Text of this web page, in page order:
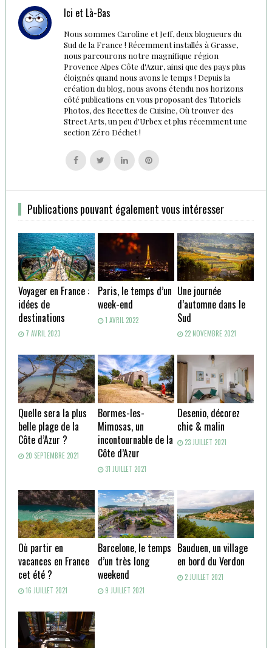
Ici et Là-Bas
Nous sommes Caroline et Jeff, deux blogueurs du
Sud de la France ! Récemment installés à Grasse,
nous parcourons notre magnifique région
Provence Alpes Côte d'Azur, ainsi que des pays plus
éloignés quand nous avons le temps ! Depuis la
création du blog, nous avons étendu nos horizons
côté publications en vous proposant des Tutoriels
Photos, des Recettes de Cuisine, Où trouver des
Street Arts, un peu d'Urbex et plus récemment une
section Zéro Déchet !
Follow
us
Follow
us
Follow
us
Follow
us
Publications pouvant également vous intéresser
Voyager en France :
idées de
destinations
7 AVRIL 2023
Paris, le temps d’un
week-end
1 AVRIL 2022
Une journée
d’automne dans le
Sud
22 NOVEMBRE 2021
Quelle sera la plus
belle plage de la
Côte d’Azur ?
20 SEPTEMBRE 2021
Bormes-les-
Mimosas, un
incontournable de la
Côte d’Azur
31 JUILLET 2021
Desenio, décorez
chic & malin
23 JUILLET 2021
Où partir en
vacances en France
cet été ?
16 JUILLET 2021
Barcelone, le temps
d’un très long
weekend
9 JUILLET 2021
Bauduen, un village
en bord du Verdon
2 JUILLET 2021